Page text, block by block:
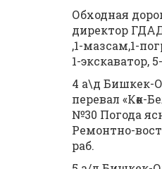
Обходная
директор
,1-мазсам,1-
1-экскаватор,
4 а\д Бишкек-
перевал «Көк-
№30 Погода
Ремонтно-
раб.